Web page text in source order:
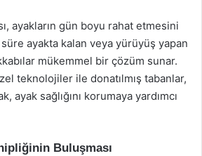
ayakların gün boyu rahat etmesini
ayakta kalan veya yürüyüş yapan
mükemmel bir çözüm sunar.
teknolojiler ile donatılmış tabanlar,
ayak sağlığını korumaya yardımcı
Buluşması